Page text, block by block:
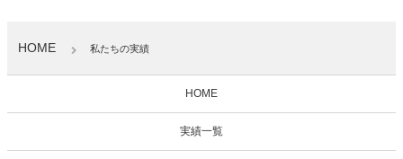
HOME 私たちの実績
HOME
実績一覧